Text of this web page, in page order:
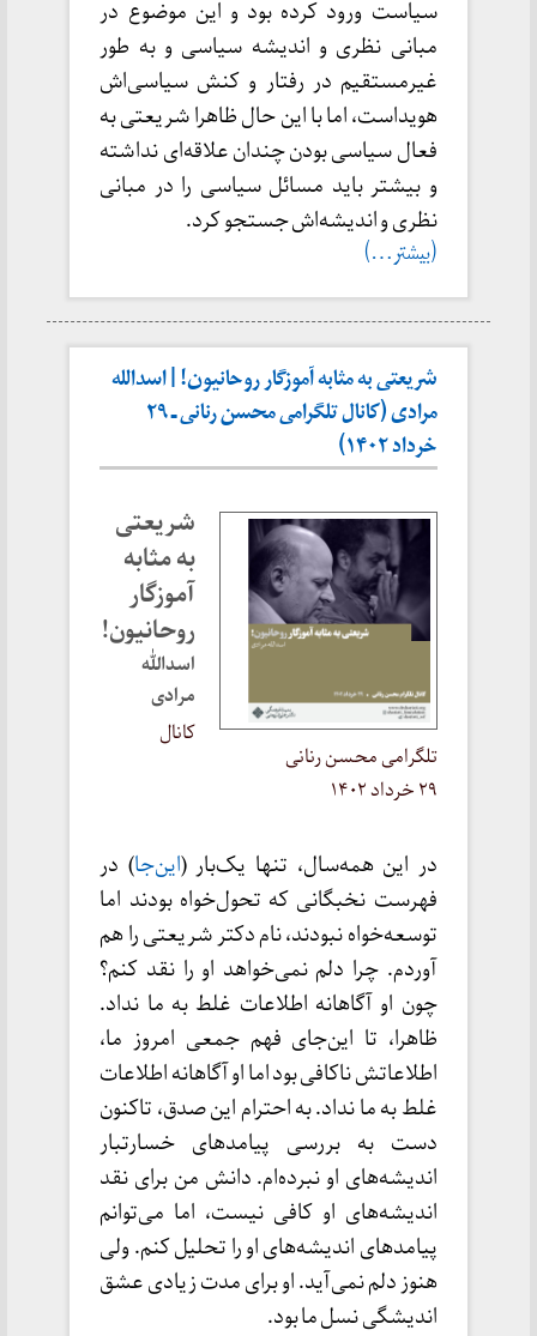
سیاست ورود کرده بود و این موضوع در
مبانی نظری و اندیشه سیاسی و به طور
غیرمستقیم در رفتار و کنش سیاسی‌اش
هویداست، اما با این حال ظاهرا شریعتی به
فعال سیاسی بودن چندان علاقه‌ای نداشته
و بیشتر باید مسائل سیاسی را در مبانی
نظری و اندیشه‌اش جستجو کرد.
(بیشتر…)
شریعتی به مثابه آموزگار روحانیون! | اسدالله
مرادی (کانال تلگرامی محسن رنانی ـ ۲۹
خرداد ۱۴۰۲)
شریعتی
به مثابه
آموزگار
روحانیون!
اسدالله
مرادی
کانال
تلگرامی محسن رنانی
۲۹ خرداد ۱۴۰۲
در این همه‌سال، تنها یک‌بار (این‌جا) در
فهرست نخبگانی که تحول‌خواه بودند اما
توسعه‌خواه نبودند، نام دکتر شریعتی را هم
آوردم. چرا دلم نمی‌خواهد او را نقد کنم؟
چون او آگاهانه اطلاعات غلط به ما نداد.
ظاهرا، تا این‌جای فهم جمعی امروز ما،
اطلاعاتش ناکافی بود اما او آگاهانه اطلاعات
غلط به ما نداد. به احترام این صدق، تاکنون
دست به بررسی پیامدهای خسارتبار
اندیشه‌های او نبرده‌ام. دانش من برای نقد
اندیشه‌های او کافی نیست، اما می‌توانم
پیامدهای اندیشه‌های او را تحلیل کنم. ولی
هنوز دلم نمی‌آید. او برای مدت زیادی عشق
اندیشگی نسل ما بود.